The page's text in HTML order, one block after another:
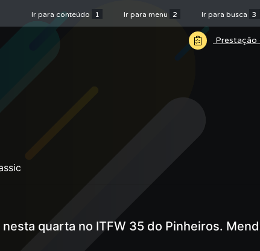
Ir para conteúdo 1 Ir para menu 2 Ir para busca 3
Prestação
quarta no ITFW 35 do Pinheiros.